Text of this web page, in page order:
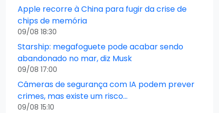
Apple recorre à China para fugir da crise de
chips de memória
09/08 18:30
Starship: megafoguete pode acabar sendo
abandonado no mar, diz Musk
09/08 17:00
Câmeras de segurança com IA podem prever
crimes, mas existe um risco…
09/08 15:10